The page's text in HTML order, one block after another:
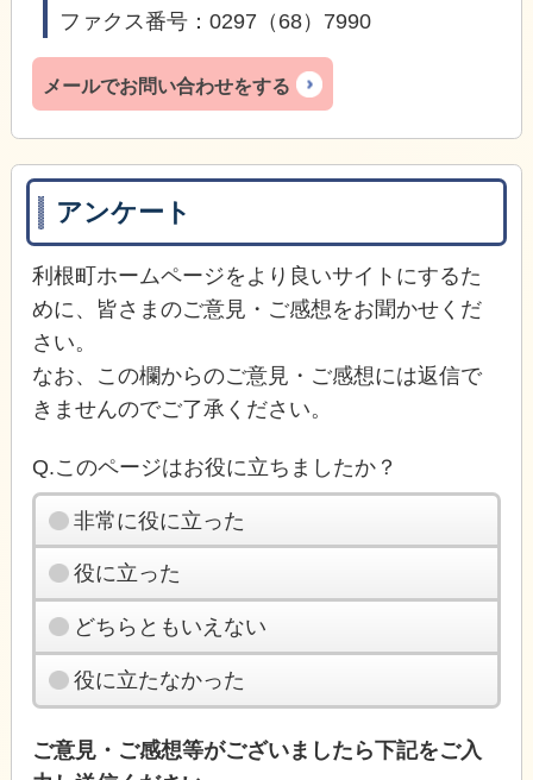
ファクス番号：0297（68）7990
メールでお問い合わせをする
アンケート
利根町ホームページをより良いサイトにするた
めに、皆さまのご意見・ご感想をお聞かせくだ
さい。
なお、この欄からのご意見・ご感想には返信で
きませんのでご了承ください。
Q.このページはお役に立ちましたか？
非常に役に立った
役に立った
どちらともいえない
役に立たなかった
ご意見・ご感想等がございましたら下記をご入